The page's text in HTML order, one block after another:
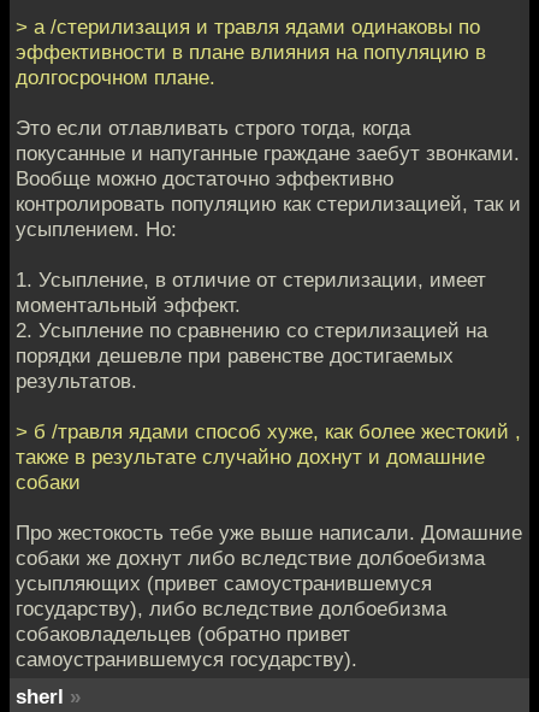
> a /стерилизация и травля ядами одинаковы по
эффективности в плане влияния на популяцию в
долгосрочном плане.
Это если отлавливать строго тогда, когда
покусанные и напуганные граждане заебут звонками.
Вообще можно достаточно эффективно
контролировать популяцию как стерилизацией, так и
усыплением. Но:
1. Усыпление, в отличие от стерилизации, имеет
моментальный эффект.
2. Усыпление по сравнению со стерилизацией на
порядки дешевле при равенстве достигаемых
результатов.
> б /травля ядами способ хуже, как более жестокий ,
также в результате случайно дохнут и домашние
собаки
Про жестокость тебе уже выше написали. Домашние
собаки же дохнут либо вследствие долбоебизма
усыпляющих (привет самоустранившемуся
государству), либо вследствие долбоебизма
собаковладельцев (обратно привет
самоустранившемуся государству).
sherl »